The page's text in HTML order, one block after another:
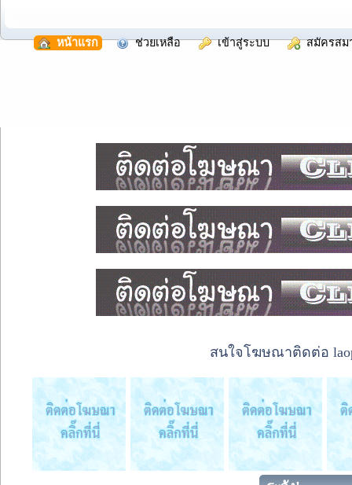
หน้าแรก ช่วยเหลือ เข้าสู่ระบบ สมัครสม
สนใจโฆษณาติดต่อ